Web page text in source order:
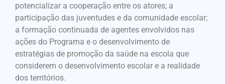
potencializar a cooperação entre os atores; a
participação das juventudes e da comunidade escolar;
a formação continuada de agentes envolvidos nas
ações do Programa e o desenvolvimento de
estratégias de promoção da saúde na escola que
considerem o desenvolvimento escolar e a realidade
dos territórios.